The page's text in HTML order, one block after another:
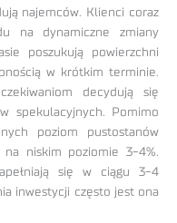
najemców. Klienci coraz
na dynamiczne zmiany
poszukują powierzchni
w krótkim terminie.
decydują się
spekulacyjnych. Pomimo
poziom pustostanów
niskim poziomie 3-4%.
się w ciągu 3-4
inwestycji często jest ona